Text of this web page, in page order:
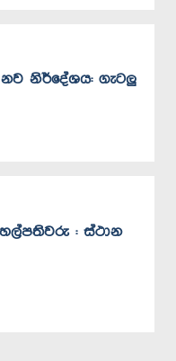
නව නිර්දේශය: ගැටලු
: ස්ථාන